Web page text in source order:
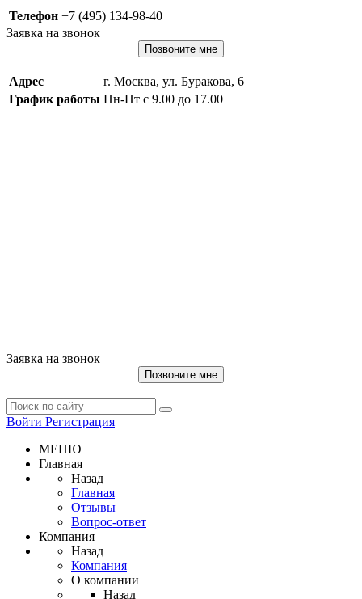
Телефон +7 (495) 134-98-40
Заявка на звонок
Позвоните мне
Адрес
г. Москва, ул. Буракова, 6
График работы Пн-Пт с 9.00 до 17.00
Заявка на звонок
Позвоните мне
Войти Регистрация
МЕНЮ
Главная
Назад
Главная
Отзывы
Вопрос-ответ
Компания
Назад
Компания
О компании
Назад